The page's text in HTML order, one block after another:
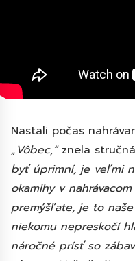
Nastali počas
„Vôbec,“znela
byť úprimní, je veľmi
okamihy v
premýšľate, je to
niekomu nepreskočí
náročné prísť so